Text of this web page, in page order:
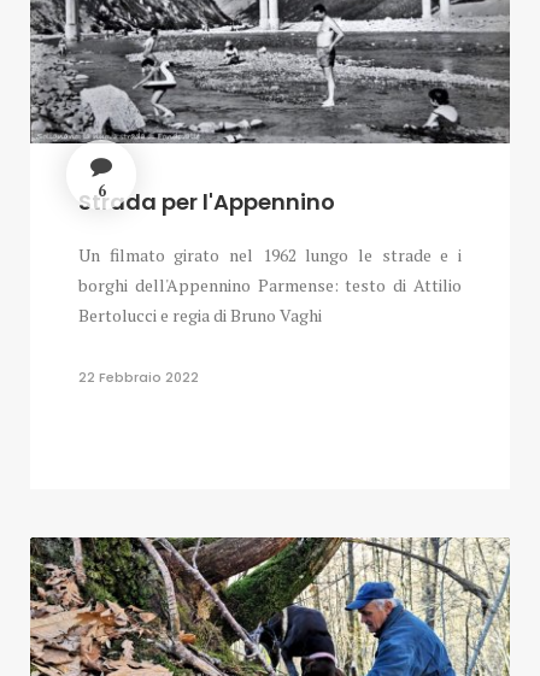
6
Strada per l'Appennino
Un filmato girato nel 1962 lungo le strade e i
borghi dell'Appennino Parmense: testo di Attilio
Bertolucci e regia di Bruno Vaghi
22 Febbraio 2022